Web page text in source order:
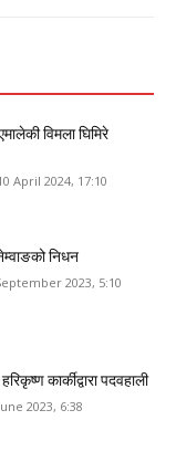
विमला घिमिरे
April 2024, 17:10
निधन
2023, 5:10
कार्कीद्वारा पदवहाली
2023, 6:38